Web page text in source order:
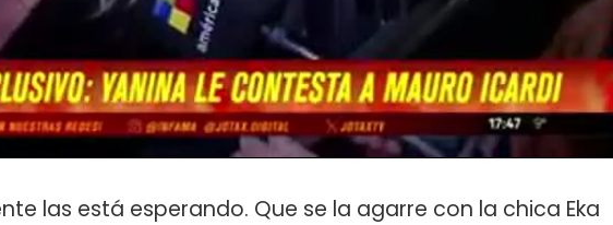
las está esperando. Que se la agarre con la chica Eka